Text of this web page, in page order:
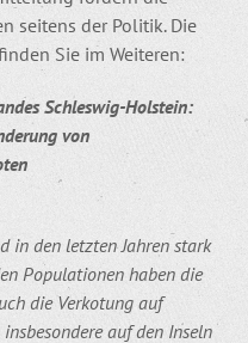
seitens der Politik. Die
Sie im Weiteren:
Schleswig-Holstein:
von
in den letzten Jahren stark
Populationen haben die
die Verkotung auf
auf den Inseln